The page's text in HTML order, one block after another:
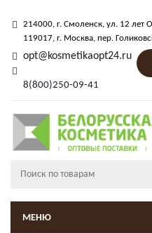
214000, г. Смоленск, ул. 12 лет
119017, г. Москва, пер.
opt@kosmetikaopt24.ru
8(800)250-09-41
МЕНЮ